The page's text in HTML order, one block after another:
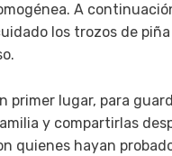
A
los trozos de piña
primer lugar, para
y compartirlas
quienes hayan